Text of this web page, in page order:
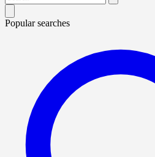
Popular searches